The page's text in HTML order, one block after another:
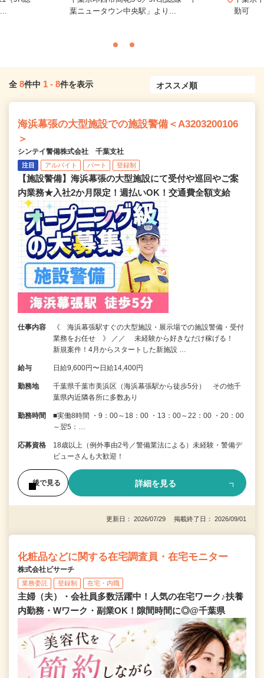
葉ニュータウン中央駅」より...
勤可
全 8件中 1 - 8件を表示
海浜幕張の大型施設での施設警備＜A3203200106
＞
シンテイ警備株式会社 千葉支社
注目 アルバイト パート 登録制
【施設警備】海浜幕張の大型施設にて受付や巡回やご案
内業務★入社2か月限定！週払いOK！交通費全額支給
仕事内容
《 海浜幕張駅すぐの大型施設・展示場での施設警備・受付
業務をお任せ 》 ／／ 未経験から好きなだけ稼げる！
新規案件！4月からスタートした新施設 …
給与 日給9,600円〜日給14,400円
勤務地
千葉県千葉市美浜区（海浜幕張駅から徒歩5分） その他千
葉県内近隣各所に多数あり
勤務時間
■実働8時間 ・9：00～18：00 ・13：00～22：00 ・20：00
～翌5：…
応募資格
18歳以上（例外事由2号／警備業法による）未経験・警備デ
ビューさんも大歓迎！
後で見る 詳細を見る
更新日： 2026/07/29 掲載終了日： 2026/09/01
化粧品などに関する在宅調査員・在宅モニター
株式会社ビサーチ
業務委託 登録制 在宅・内職
主婦（夫）・会社員多数活躍中！人気の在宅ワーク♪扶養
内勤務・Wワーク・副業OK！隙間時間に◎@千葉県